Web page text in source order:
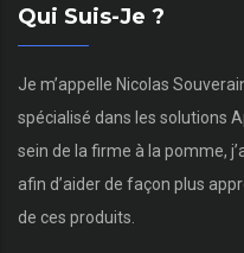
Qui Suis-Je ?
Je m’appelle Nicolas
spécialisé dans les solutions
sein de la firme à la pomme,
afin d’aider de façon plus
de ces produits.